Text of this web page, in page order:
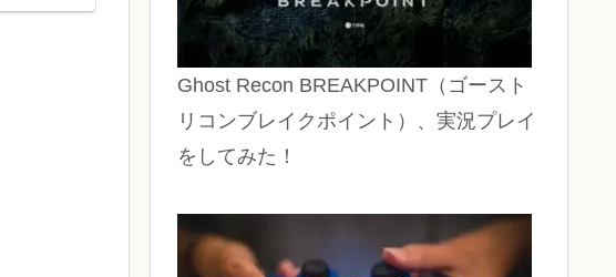
Ghost Recon BREAKPOINT（ゴースト
リコンブレイクポイント）、実況プレイ
をしてみた！